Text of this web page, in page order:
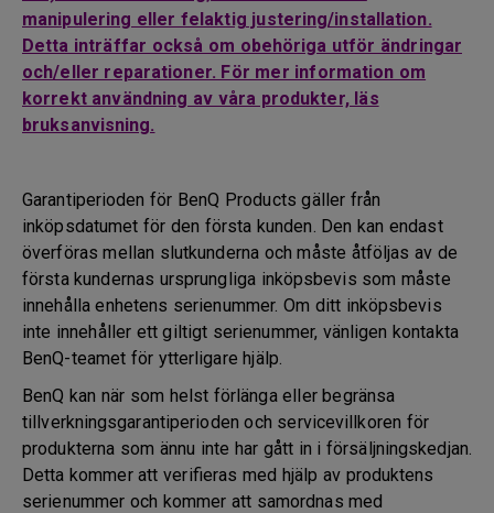
manipulering eller felaktig justering/installation.
Detta inträffar också om obehöriga utför ändringar
och/eller reparationer. För mer information om
korrekt användning av våra produkter, läs
bruksanvisning.
Garantiperioden för BenQ Products gäller från
inköpsdatumet för den första kunden. Den kan endast
överföras mellan slutkunderna och måste åtföljas av de
första kundernas ursprungliga inköpsbevis som måste
innehålla enhetens serienummer. Om ditt inköpsbevis
inte innehåller ett giltigt serienummer, vänligen kontakta
BenQ-teamet för ytterligare hjälp.
BenQ kan när som helst förlänga eller begränsa
tillverkningsgarantiperioden och servicevillkoren för
produkterna som ännu inte har gått in i försäljningskedjan.
Detta kommer att verifieras med hjälp av produktens
serienummer och kommer att samordnas med